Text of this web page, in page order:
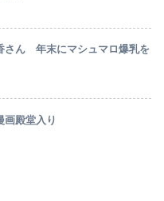
さん 年末にマシュマロ爆乳を
画殿堂入り